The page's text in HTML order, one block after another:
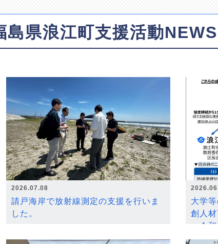
島県浪江町支援活動NEWS
2026.07.08
請戸海岸で放射線測定の支援を行いま
した。
大学
創人
～令